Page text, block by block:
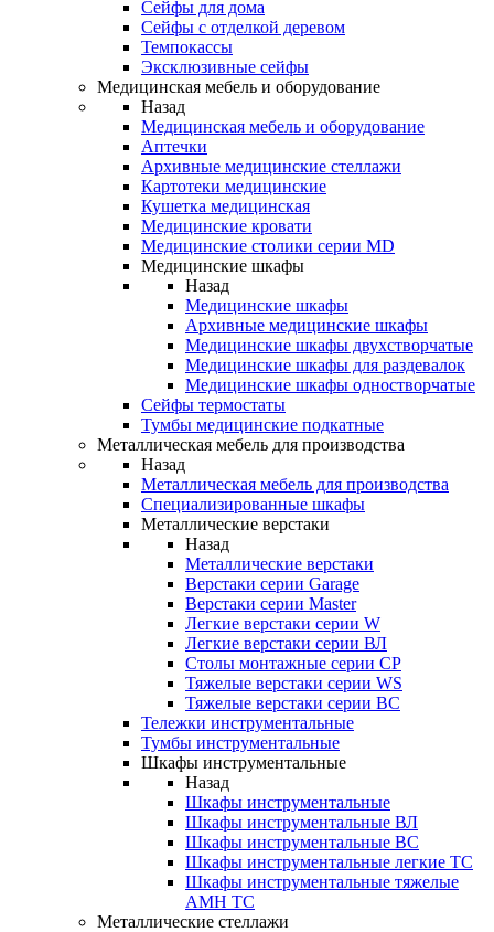
Сейфы для дома
Сейфы с отделкой деревом
Темпокассы
Эксклюзивные сейфы
Медицинская мебель и оборудование
Назад
Медицинская мебель и оборудование
Аптечки
Архивные медицинские стеллажи
Картотеки медицинские
Кушетка медицинская
Медицинские кровати
Медицинские столики серии MD
Медицинские шкафы
Назад
Медицинские шкафы
Архивные медицинские шкафы
Медицинские шкафы двухстворчатые
Медицинские шкафы для раздевалок
Медицинские шкафы одностворчатые
Сейфы термостаты
Тумбы медицинские подкатные
Металлическая мебель для производства
Назад
Металлическая мебель для производства
Cпециализированные шкафы
Металлические верстаки
Назад
Металлические верстаки
Верстаки серии Garage
Верстаки серии Master
Легкие верстаки серии W
Легкие верстаки серии ВЛ
Столы монтажные серии СР
Тяжелые верстаки серии WS
Тяжелые верстаки серии ВС
Тележки инструментальные
Тумбы инструментальные
Шкафы инструментальные
Назад
Шкафы инструментальные
Шкафы инструментальные ВЛ
Шкафы инструментальные ВС
Шкафы инструментальные легкие ТС
Шкафы инструментальные тяжелые
AMH TC
Металлические стеллажи